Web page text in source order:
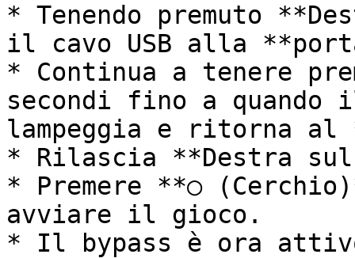
* Tenendo premuto
il cavo USB alla
* Continua a tenere
secondi fino a
lampeggia e ritorna al
* Rilascia **Destra sul
* Premere **○
avviare il gioco.
* Il bypass è ora